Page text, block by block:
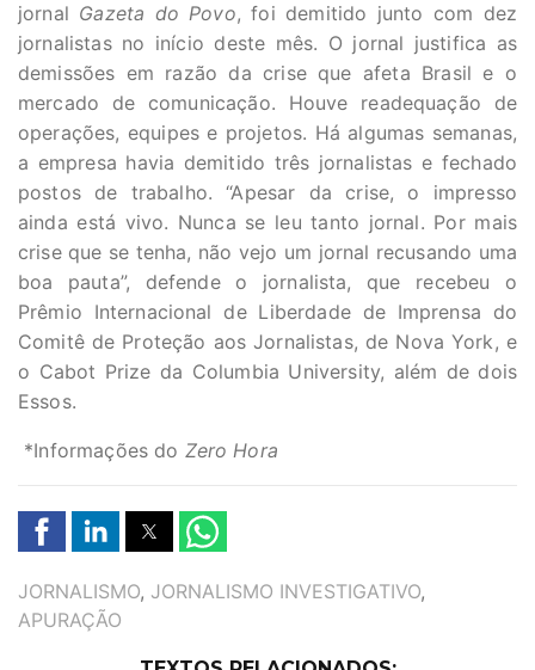
jornal Gazeta do Povo, foi demitido junto com dez
jornalistas no início deste mês. O jornal justifica as
demissões em razão da crise que afeta Brasil e o
mercado de comunicação. Houve readequação de
operações, equipes e projetos. Há algumas semanas,
a empresa havia demitido três jornalistas e fechado
postos de trabalho. “Apesar da crise, o impresso
ainda está vivo. Nunca se leu tanto jornal. Por mais
crise que se tenha, não vejo um jornal recusando uma
boa pauta”, defende o jornalista, que recebeu o
Prêmio Internacional de Liberdade de Imprensa do
Comitê de Proteção aos Jornalistas, de Nova York, e
o Cabot Prize da Columbia University, além de dois
Essos.
*Informações do Zero Hora
TAGS
JORNALISMO, JORNALISMO INVESTIGATIVO,
APURAÇÃO